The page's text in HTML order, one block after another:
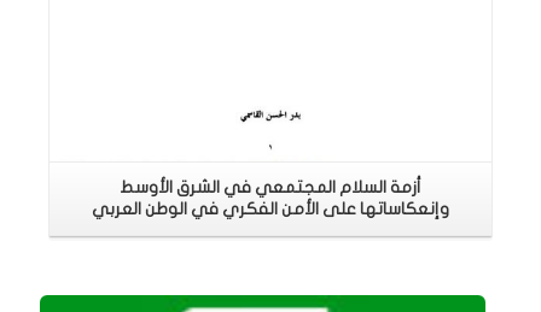
أزمة السلام المجتمعي في الشرق الأوسط
وإنعكاساتها على الأمن الفكري في الوطن العربي